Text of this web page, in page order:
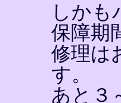
しかも
保障期
修理は
す。
あと３